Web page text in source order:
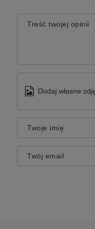
Treść twojej opinii
Dodaj własne
Twoje imię
Twój email